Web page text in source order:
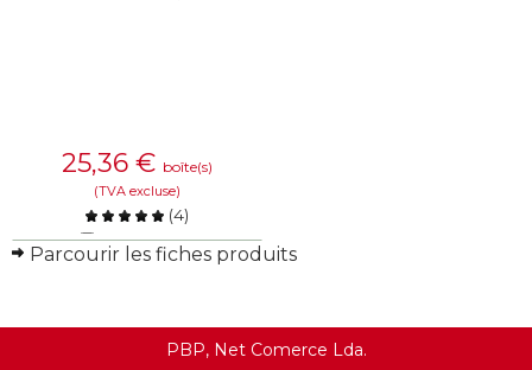
25,36 € boîte(s)
(TVA excluse)
(4)
Comparer
Parcourir les fiches produits
PBP, Net Comerce Lda.